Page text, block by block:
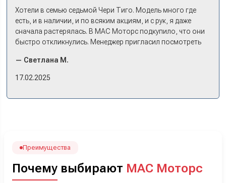
Хотели в семью седьмой Чери Тиго. Модель много где
есть, и в наличии, и по всяким акциям, и с рук, я даже
сначала растерялась. В МАС Моторс подкупило, что они
быстро откликнулись. Менеджер пригласил посмотреть
примериться. Нам тут недалеко, пришли в салон - и в тот
же день купили машину! Неожиданно, но довольны! Все
менеджеру Сергею, профессионал своего дела!
— Светлана М.
17.02.2025
Преимущества
Почему выбирают МАС Моторс